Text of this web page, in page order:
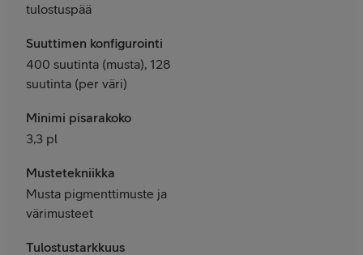
tulostuspää
Suuttimen konfigurointi
400 suutinta (musta), 128
suutinta (per väri)
Minimi pisarakoko
3,3 pl
Mustetekniikka
Musta pigmenttimuste ja
värimusteet
Tulostustarkkuus